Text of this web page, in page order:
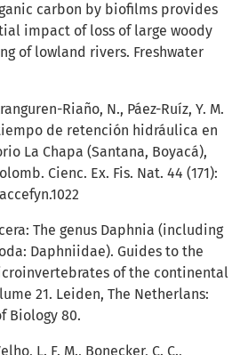
carbon by biofilms provides
impact of loss of large woody
of lowland rivers. Freshwater
Riaño, N., Páez-Ruíz, Y. M.
de retención hidráulica en
La Chapa (Santana, Boyacá),
Cienc. Ex. Fis. Nat. 44 (171):
The genus Daphnia (including
Daphniidae). Guides to the
of the continental
21. Leiden, The Netherlans:
Biology 80.
L. F. M., Bonecker, C. C.,